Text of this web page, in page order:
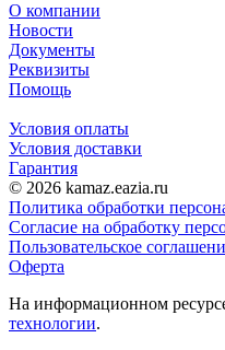
О компании
Новости
Документы
Реквизиты
Помощь
Условия оплаты
Условия доставки
Гарантия
© 2026 kamaz.eazia.ru
Политика обработки
Согласие на обработку
Пользовательское
Оферта
На информационном
технологии.